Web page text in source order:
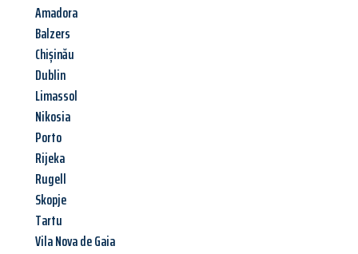
Amadora
Balzers
Chișinău
Dublin
Limassol
Nikosia
Porto
Rijeka
Rugell
Skopje
Tartu
Vila Nova de Gaia